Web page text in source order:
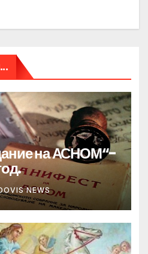
на АСНОМ“-
NEWS